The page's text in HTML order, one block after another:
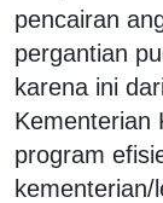
pencairan
pergantian
karena ini
Kementerian
program